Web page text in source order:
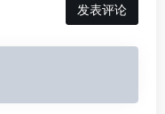
发表评论